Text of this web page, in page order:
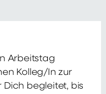
Arbeitstag
Kolleg/In zur
Dich begleitet, bis